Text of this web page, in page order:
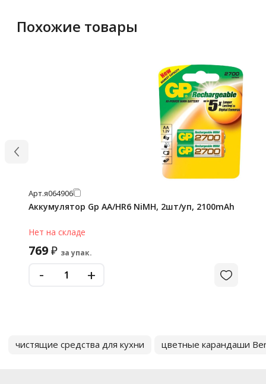
Похожие товары
Арт.я064906
Аккумулятор Gp AA/HR6 NiMH, 2шт/уп, 2100mAh
Нет на складе
769₽ за упак.
- +
чистящие средства для кухни цветные карандаши